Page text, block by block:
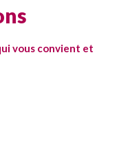
vous convient et